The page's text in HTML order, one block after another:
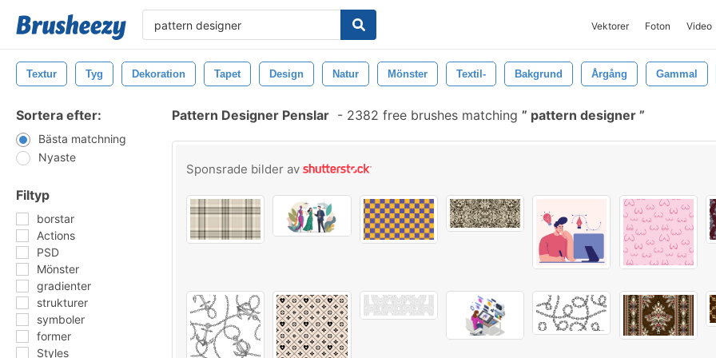
Vektorer Foton Video
Textur Tyg Dekoration Tapet Design Natur Mönster Textil- Bakgrund Årgång Gammal
Sortera efter:
Bästa matchning
Nyaste
Filtyp
borstar
Actions
PSD
Mönster
gradienter
strukturer
symboler
former
Styles
Pattern Designer Penslar - 2382 free brushes matching pattern designer
Sponsrade bilder av